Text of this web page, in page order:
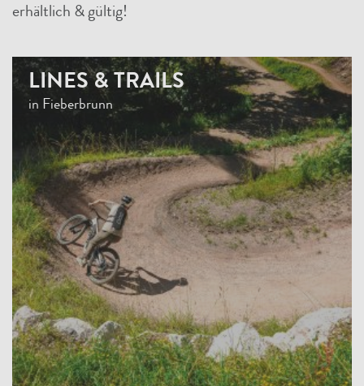
erhältlich & gültig!
LINES & TRAILS
in Fieberbrunn